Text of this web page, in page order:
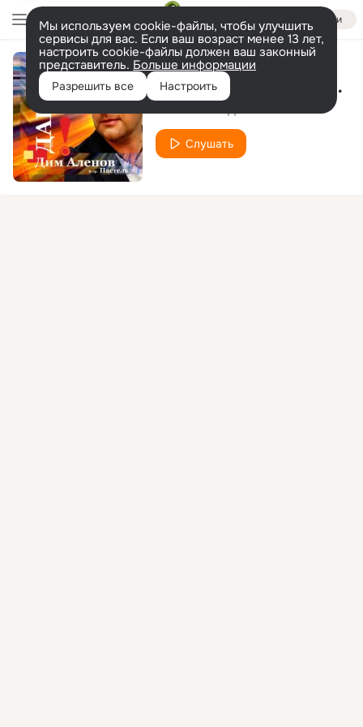
Войти
Мы используем cookie-файлы, чтобы улучшить
сервисы для вас. Если ваш возраст менее 13 лет,
настроить cookie-файлы должен ваш законный
представитель. Больше информации
Разрешить все Настроить Безбашенный концерт
Слушать